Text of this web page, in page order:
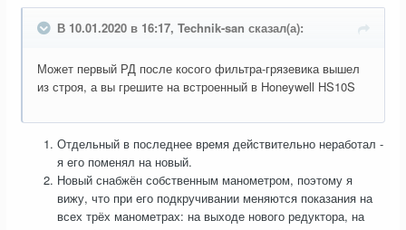
В 10.01.2020 в 16:17, Technik-san сказал(а):
Может первый РД после косого фильтра-грязевика вышел
из строя, а вы грешите на встроенный в Honeywell HS10S
Отдельный в последнее время действительно неработал -
я его поменял на новый.
Новый снабжён собственным манометром, поэтому я
вижу, что при его подкручивании меняются показания на
всех трёх манометрах: на выходе нового редуктора, на